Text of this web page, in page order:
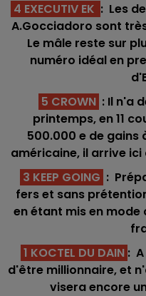
4 EXECUTIV EK : Les
A.Gocciadoro sont
Le mâle reste sur
numéro idéal en
5 CROWN : Il n'a
printemps, en 11
500.000 e de gains
américaine, il arrive
3 KEEP GOING :
fers et sans
en étant mis en mode
1 KOCTEL DU DAIN :
d'être millionnaire, et
visera encore